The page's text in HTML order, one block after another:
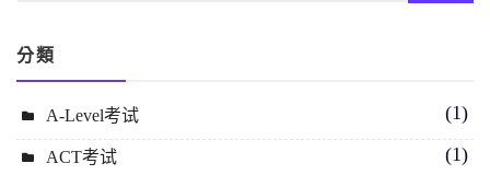
分類
A-Level考试 (1)
ACT考试 (1)